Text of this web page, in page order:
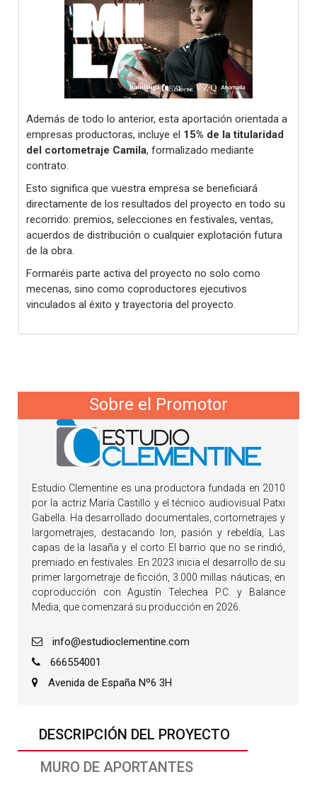
DESCRIPCIÓN DEL PROYECTO
MURO DE APORTANTES
Además de todo lo anterior, esta aportación orientada a
empresas productoras, incluye el 15% de la titularidad
del cortometraje Camila, formalizado mediante
contrato.
Esto significa que vuestra empresa se beneficiará
directamente de los resultados del proyecto en todo su
recorrido: premios, selecciones en festivales, ventas,
acuerdos de distribución o cualquier explotación futura
de la obra.
Formaréis parte activa del proyecto no solo como
mecenas, sino como coproductores ejecutivos
vinculados al éxito y trayectoria del proyecto.
Sobre el Promotor
Estudio Clementine es una productora fundada en 2010
por la actriz María Castillo y el técnico audiovisual Patxi
Gabella. Ha desarrollado documentales, cortometrajes y
largometrajes, destacando Ion, pasión y rebeldía, Las
capas de la lasaña y el corto El barrio que no se rindió,
premiado en festivales. En 2023 inicia el desarrollo de su
primer largometraje de ficción, 3.000 millas náuticas, en
coproducción con Agustín Telechea P.C. y Balance
Media, que comenzará su producción en 2026.
info@estudioclementine.com
666554001
Avenida de España Nº6 3H